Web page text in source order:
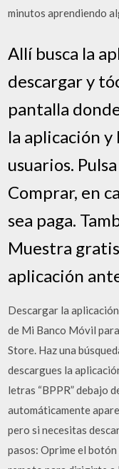
minutos aprendiendo
Allí busca la
descargar y
pantalla
la aplicación
usuarios.
Comprar, en
sea paga.
Muestra
aplicación
Descargar la
de Mi Banco Móvil
Store. Haz una
descargues la
letras “BPPR” debajo
automáticamente
pero si necesitas
pasos: Oprime el